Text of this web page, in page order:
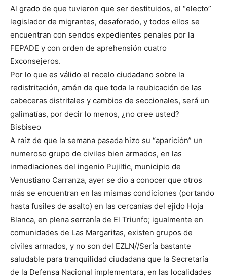
Al grado de que tuvieron que ser destituidos, el “electo”
legislador de migrantes, desaforado, y todos ellos se
encuentran con sendos expedientes penales por la
FEPADE y con orden de aprehensión cuatro
Exconsejeros.
Por lo que es válido el recelo ciudadano sobre la
redistritación, amén de que toda la reubicación de las
cabeceras distritales y cambios de seccionales, será un
galimatías, por decir lo menos, ¿no cree usted?
Bisbiseo
A raíz de que la semana pasada hizo su “aparición” un
numeroso grupo de civiles bien armados, en las
inmediaciones del ingenio Pujiltic, municipio de
Venustiano Carranza, ayer se dio a conocer que otros
más se encuentran en las mismas condiciones (portando
hasta fusiles de asalto) en las cercanías del ejido Hoja
Blanca, en plena serranía de El Triunfo; igualmente en
comunidades de Las Margaritas, existen grupos de
civiles armados, y no son del EZLN//Sería bastante
saludable para tranquilidad ciudadana que la Secretaría
de la Defensa Nacional implementara, en las localidades